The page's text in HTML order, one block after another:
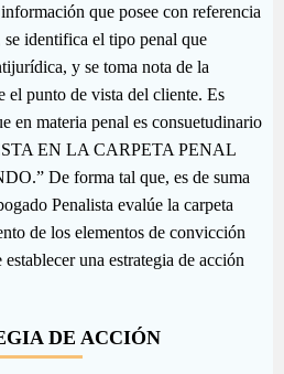
que posee con referencia
se identifica el tipo penal que
y se toma nota de la
el punto de vista del cliente. Es
en materia penal es consuetudinario
EN LA CARPETA PENAL
De forma tal que, es de suma
Penalista evalúe la carpeta
de los elementos de convicción
una estrategia de acción
DE ACCIÓN